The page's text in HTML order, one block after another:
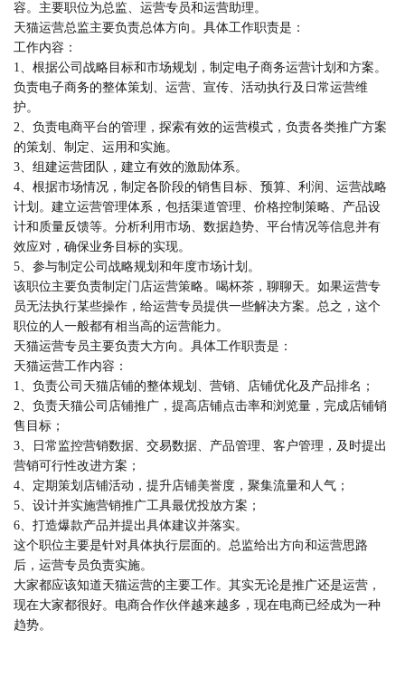
容。主要职位为总监、运营专员和运营助理。
天猫运营总监主要负责总体方向。具体工作职责是：
工作内容：
1、根据公司战略目标和市场规划，制定电子商务运营计划和方案。
负责电子商务的整体策划、运营、宣传、活动执行及日常运营维
护。
2、负责电商平台的管理，探索有效的运营模式，负责各类推广方案
的策划、制定、运用和实施。
3、组建运营团队，建立有效的激励体系。
4、根据市场情况，制定各阶段的销售目标、预算、利润、运营战略
计划。建立运营管理体系，包括渠道管理、价格控制策略、产品设
计和质量反馈等。分析利用市场、数据趋势、平台情况等信息并有
效应对，确保业务目标的实现。
5、参与制定公司战略规划和年度市场计划。
该职位主要负责制定门店运营策略。喝杯茶，聊聊天。如果运营专
员无法执行某些操作，给运营专员提供一些解决方案。总之，这个
职位的人一般都有相当高的运营能力。
天猫运营专员主要负责大方向。具体工作职责是：
天猫运营工作内容：
1、负责公司天猫店铺的整体规划、营销、店铺优化及产品排名；
2、负责天猫公司店铺推广，提高店铺点击率和浏览量，完成店铺销
售目标；
3、日常监控营销数据、交易数据、产品管理、客户管理，及时提出
营销可行性改进方案；
4、定期策划店铺活动，提升店铺美誉度，聚集流量和人气；
5、设计并实施营销推广工具最优投放方案；
6、打造爆款产品并提出具体建议并落实。
这个职位主要是针对具体执行层面的。总监给出方向和运营思路
后，运营专员负责实施。
大家都应该知道天猫运营的主要工作。其实无论是推广还是运营，
现在大家都很好。电商合作伙伴越来越多，现在电商已经成为一种
趋势。